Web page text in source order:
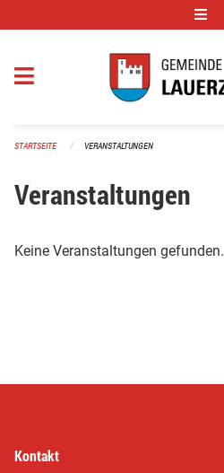
STARTSEITE VERANSTALTUNGEN
Veranstaltungen
Keine Veranstaltungen gefunden.
Kontakt